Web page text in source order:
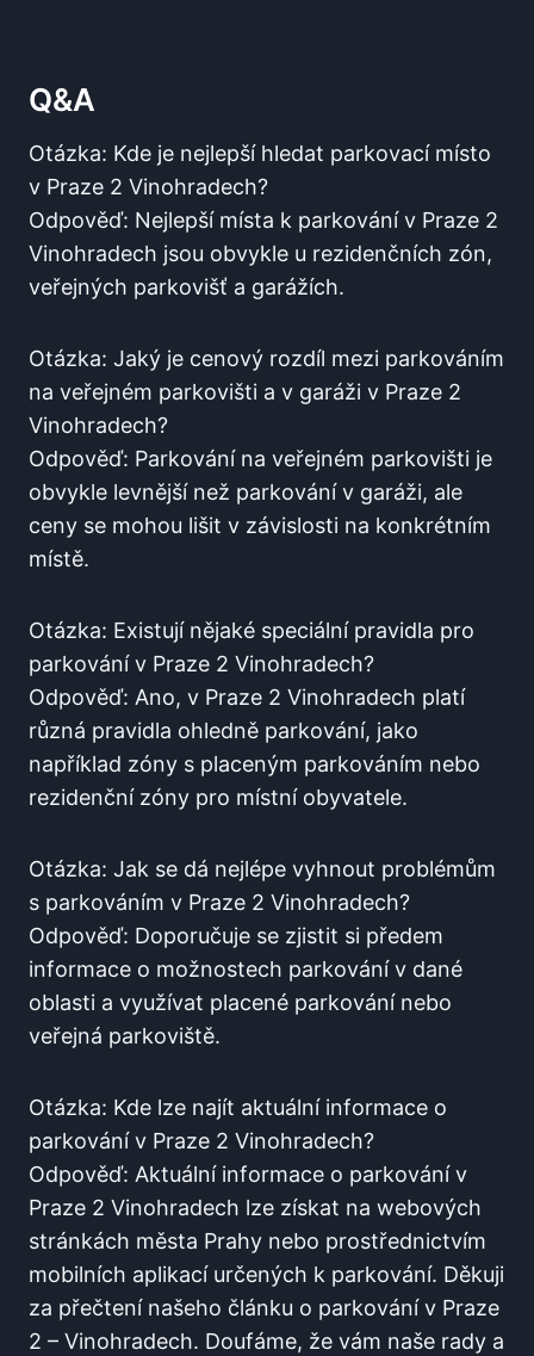
Q&A
Otázka: Kde je nejlepší hledat parkovací místo
v Praze 2 Vinohradech?
Odpověď: Nejlepší místa⁢ k parkování v Praze 2
Vinohradech jsou obvykle u rezidenčních zón,
‍veřejných parkovišť a garážích.
Otázka: Jaký⁣ je cenový rozdíl mezi parkováním
na veřejném parkovišti a v ‌garáži v Praze 2
Vinohradech?
Odpověď: Parkování na veřejném parkovišti je
obvykle levnější než parkování v garáži,⁤ ale
ceny se mohou lišit v závislosti na konkrétním⁢
místě.
Otázka: Existují nějaké speciální pravidla ⁤pro
parkování ‍v ⁢Praze 2 Vinohradech?
Odpověď: Ano, v Praze 2 Vinohradech‌ platí
různá pravidla ohledně parkování, jako
například zóny s placeným parkováním nebo⁤
rezidenční zóny⁢ pro místní obyvatele.
Otázka: Jak ⁢se dá nejlépe ⁤vyhnout problémům
s parkováním v‌ Praze 2 Vinohradech?
Odpověď: Doporučuje​ se zjistit si předem
informace o možnostech parkování v dané
oblasti a využívat placené parkování nebo
veřejná parkoviště.
Otázka: Kde lze najít aktuální informace o
parkování‍ v Praze 2 Vinohradech?
Odpověď:⁤ Aktuální⁣ informace o parkování v
Praze 2 Vinohradech lze⁢ získat⁣ na webových
stránkách města Prahy nebo prostřednictvím
mobilních​ aplikací určených k ⁢parkování. Děkuji
za přečtení ‌našeho článku o parkování v Praze
2 – Vinohradech. Doufáme, že vám naše rady ⁣a